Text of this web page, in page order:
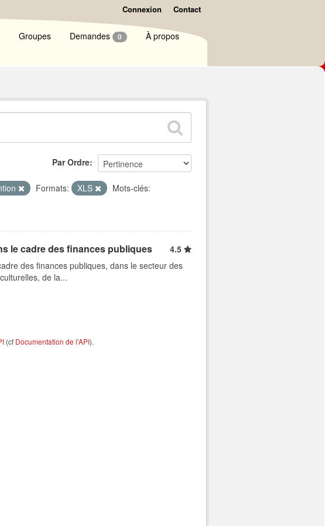
Connexion Contact
Groupes Demandes 0 À propos
Par Ordre
Formats: XLS
Mots-clés:
le cadre des finances publiques
4.5
des finances publiques, dans le secteur des
de la...
(cf Documentation de l'API).